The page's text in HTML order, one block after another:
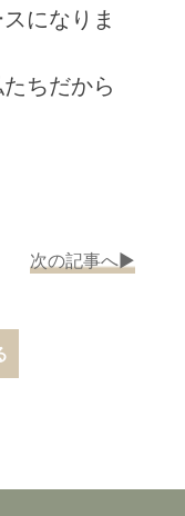
になりま
ちだから
次の記事へ▶︎